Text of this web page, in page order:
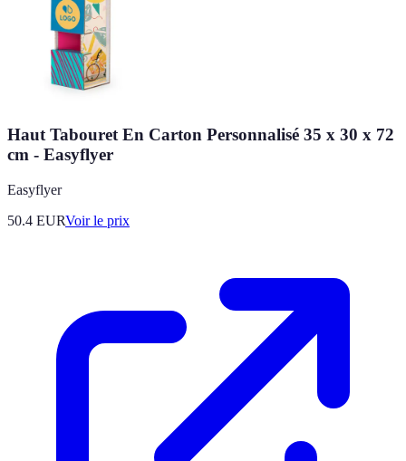
Haut Tabouret En Carton Personnalisé 35 x 30 x 72
cm - Easyflyer
Easyflyer
50.4 EURVoir le prix